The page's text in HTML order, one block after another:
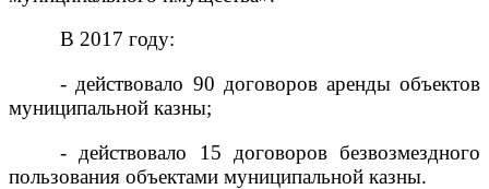
В 2017 году:
- действовало 90 договоров аренды объектов
муниципальной казны;
- действовало 15 договоров безвозмездного
пользования объектами муниципальной казны.